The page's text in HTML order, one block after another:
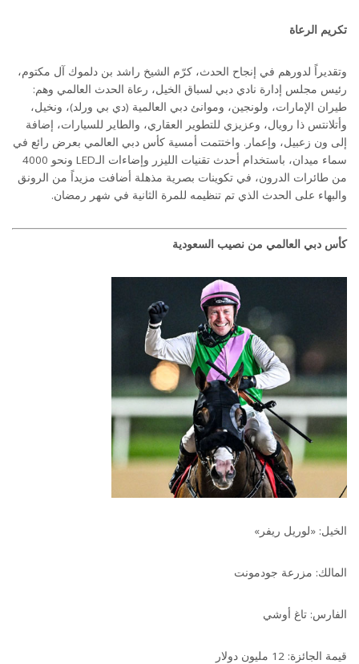
تكريم الرعاة
وتقديراً لدورهم في إنجاح الحدث، كرّم الشيخ راشد بن دلموك آل مكتوم،
رئيس مجلس إدارة نادي دبي لسباق الخيل، رعاة الحدث العالمي وهم:
طيران الإمارات، ولونجين، وموانئ دبي العالمية (دي بي ورلد)، ونخيل،
وأتلانتس ذا رويال، وعزيزي للتطوير العقاري، والطاير للسيارات، إضافة
إلى ون زعبيل، وإعمار. واختتمت أمسية كأس دبي العالمي بعرض رائع في
سماء ميدان، باستخدام أحدث تقنيات الليزر وإضاءات الـLED ونحو 4000
من طائرات الدرون، في تكوينات بصرية مذهلة أضافت مزيداً من الرونق
والبهاء على الحدث الذي تم تنظيمه للمرة الثانية في شهر رمضان.
كأس دبي العالمي من نصيب السعودية
الخيل: «لوريل ريفر»
المالك: مزرعة جودمونت
الفارس: تاغ أوشي
قيمة الجائزة: 12 مليون دولار